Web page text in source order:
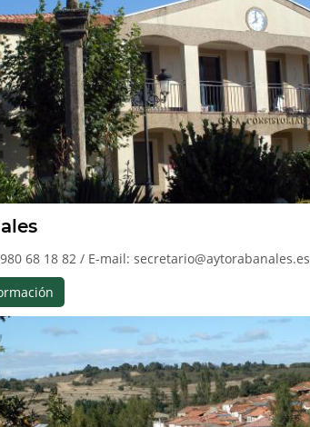
68 18 82 / E-mail: secretario@aytorabanales.es